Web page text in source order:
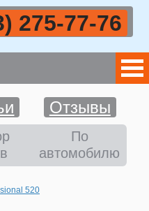
275-77-76
Отзывы
По
автомобилю
520